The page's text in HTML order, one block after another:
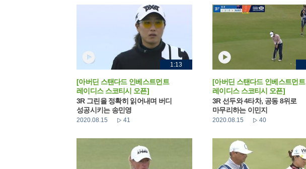
1:13
[아버딘 스탠다드 인베스트먼트
레이디스 스코티시 오픈]
3R 그린을 정확히 읽어내며 버디
성공시키는 송민영
2020.08.15 41
[아버딘 스탠다드 인베스트먼트
레이디스 스코티시 오픈]
3R 선두와 4타차, 공동 8위로
마무리하는 이민지
2020.08.15 40